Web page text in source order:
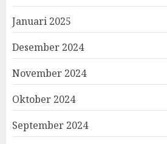
Januari 2025
Desember 2024
November 2024
Oktober 2024
September 2024